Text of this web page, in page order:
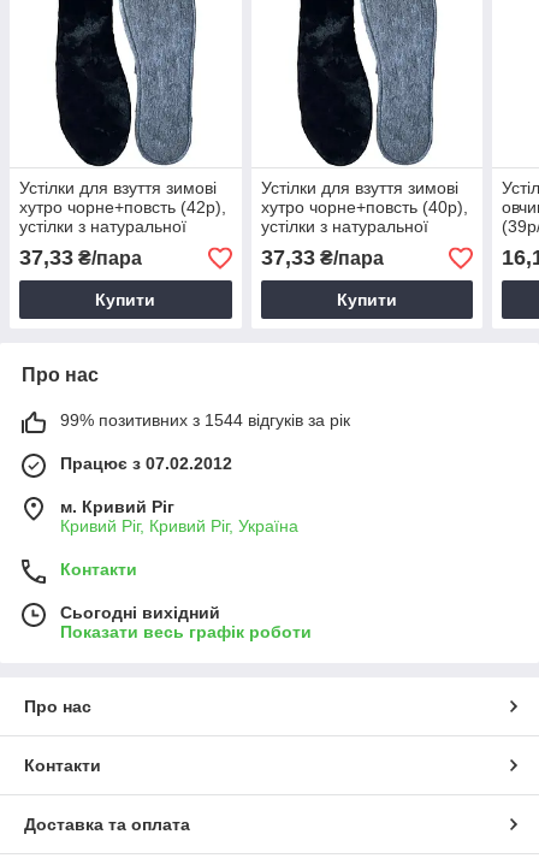
Устілки для взуття зимові
хутро чорне+повсть (42р),
устілки з натуральної
повсті та хутра
37,33 ₴/пара
Купити
Устілки для взуття зимові
хутро чорне+повсть (40р),
устілки з натуральної
повсті та хутра
37,33₴/пара
Купити
Про нас
99% позитивних з 1544 відгуків за рік
Працює з 07.02.2012
м. Кривий Ріг
Кривий Ріг, Кривий Ріг, Україна
Контакти
Сьогодні вихідний
Показати весь графік роботи
Про нас
Контакти
Доставка та оплата